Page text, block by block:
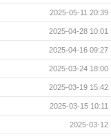
2025-05-11 20:39
2025-04-28 10:01
2025-04-16 09:27
2025-03-24 18:00
2025-03-19 15:42
2025-03-15 10:11
2025-03-12